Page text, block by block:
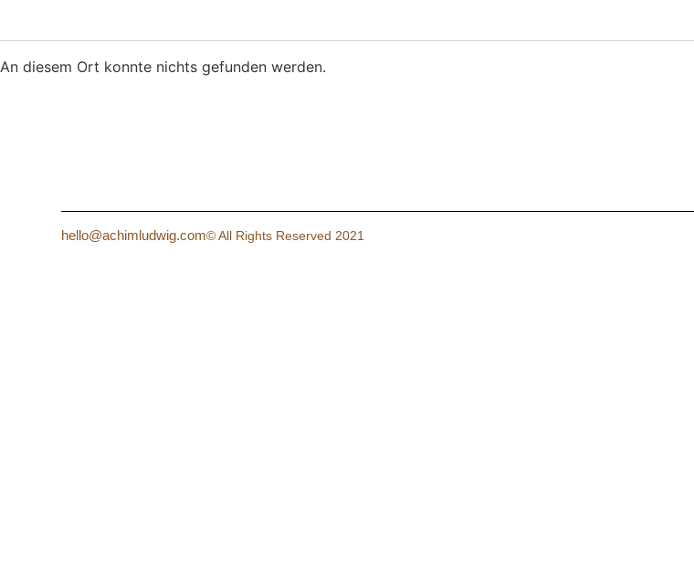
An diesem Ort konnte nichts gefunden werden.
hello@achimludwig.com© All Rights Reserved 2021